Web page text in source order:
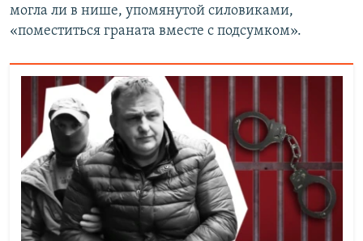
могла ли в нише, упомянутой силовиками,
«поместиться граната вместе с подсумком».